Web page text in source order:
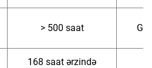
> 500 saat
168 saat ərzində